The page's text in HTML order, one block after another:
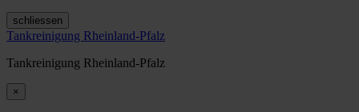
schliessen
Tankreinigung Rheinland-Pfalz
Tankreinigung Rheinland-Pfalz
×